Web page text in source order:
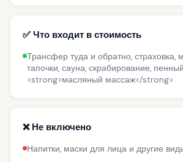
✅ Что входит в стоимость
Трансфер туда и обратно,
тапочки, сауна, скрабирование,
<strong>масляный массаж</strong>
❌ Не включено
Напитки, маски для лица и другие